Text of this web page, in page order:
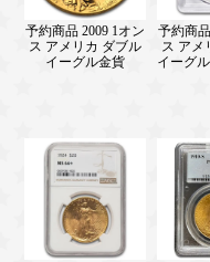
予約商品 2009 1オン
ス アメリカ ダブル
イーグル金貨
予約商
ス アメ
イーグ